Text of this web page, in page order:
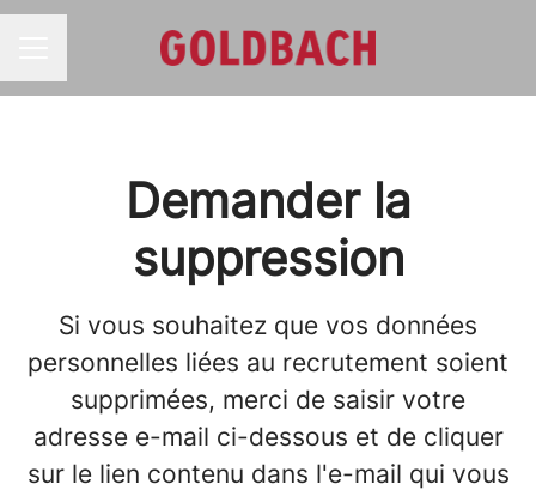
MENU CARRIÈRE
Demander la
suppression
Si vous souhaitez que vos données
personnelles liées au recrutement soient
supprimées, merci de saisir votre
adresse e-mail ci-dessous et de cliquer
sur le lien contenu dans l'e-mail qui vous